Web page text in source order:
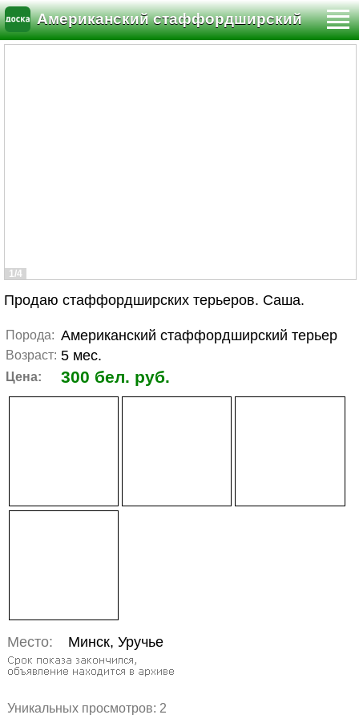
Американский стаффордширский
терьер
1/4
Продаю стаффордширских терьеров. Саша.
Порода: Американский стаффордширский терьер
Возраст: 5 мес.
Цена: 300 бел. руб.
Место: Минск, Уручье
Уникальных просмотров: 2